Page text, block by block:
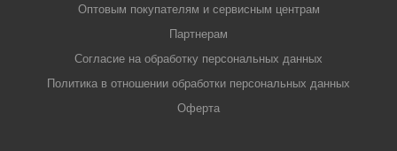
Оптовым покупателям и сервисным центрам
Партнерам
Согласие на обработку персональных данных
Политика в отношении обработки персональных данных
Оферта